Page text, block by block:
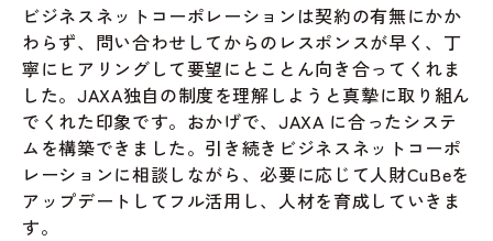
ビジネスネットコーポレーションは契約の有無にかか
わらず、問い合わせしてからのレスポンスが早く、丁
寧にヒアリングして要望にとことん向き合ってくれま
した。JAXA独自の制度を理解しようと真摯に取り組ん
でくれた印象です。おかげで、JAXA に合ったシステ
ムを構築できました。引き続きビジネスネットコーポ
レーションに相談しながら、必要に応じて人財CuBeを
アップデートしてフル活用し、人材を育成していきま
す。